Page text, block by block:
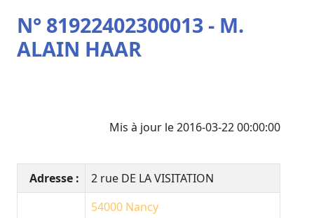
N° 81922402300013 - M.
ALAIN HAAR
Mis à jour le 2016-03-22 00:00:00
Adresse :
2 rue DE LA VISITATION
54000 Nancy